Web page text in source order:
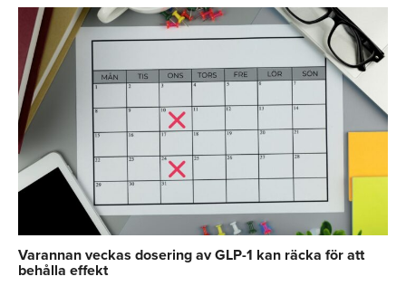
Varannan veckas dosering av GLP-1 kan räcka för att
behålla effekt